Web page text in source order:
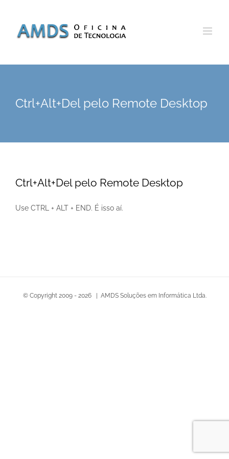
content
Ctrl+Alt+Del pelo Remote Desktop
Ctrl+Alt+Del pelo Remote Desktop
Use CTRL + ALT + END. É isso aí.
© Copyright 2009 - 2026 | AMDS Soluções em Informática Ltda.